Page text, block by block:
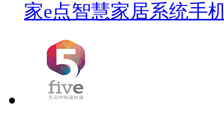
家e点智慧家居系统手